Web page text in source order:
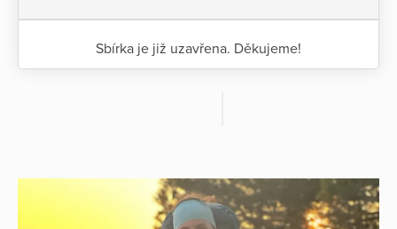
Sbírka je již uzavřena. Děkujeme!